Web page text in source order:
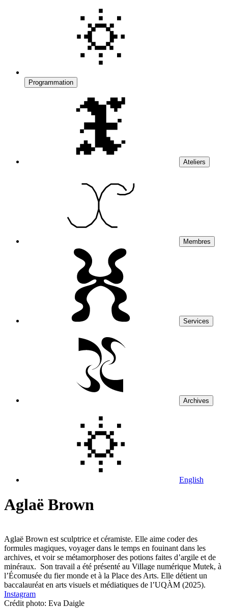
Programmation
Ateliers
Membres
Services
Archives
English
Aglaë Brown
Aglaë Brown est sculptrice et céramiste. Elle aime coder des
formules magiques, voyager dans le temps en fouinant dans les
archives, et voir se métamorphoser des potions faites d’argile et de
minéraux. Son travail a été présenté au Village numérique Mutek, à
l’Écomusée du fier monde et à la Place des Arts. Elle détient un
baccalauréat en arts visuels et médiatiques de l’UQÀM (2025).
Instagram
Crédit photo: Eva Daigle